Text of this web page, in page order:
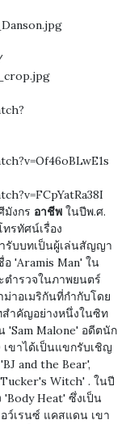
มังกร อาชีพ ในปีพ.ศ.
รทัศน์เรื่อง
รับบทเป็นผู้เล่นสัญญา
'Aramis Man' ใน
ตำรวจในภาพยนตร์
าอเมริกันที่กำกับโดย
สำคัญอย่างหนึ่งในซิท
'Sam Malone' อดีตนัก
ขาได้เป็นแขกรับเชิญ
and the Bear',
Witch' . ในปี
'Body Heat' ซึ่งเป็น
ว์เรนซ์ แคสแดน เขา